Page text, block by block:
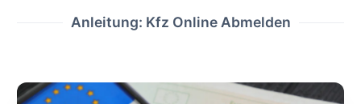
Anleitung: Kfz Online Abmelden